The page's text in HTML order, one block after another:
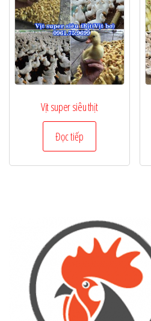
Vịt super siêu thịt
Đọc tiếp